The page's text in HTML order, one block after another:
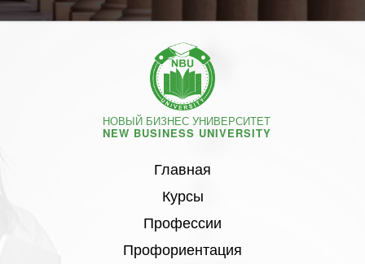
НОВЫЙ БИЗНЕС УНИВЕРСИТЕТ
NEW BUSINESS UNIVERSITY
Главная
Курсы
Профессии
Профориентация